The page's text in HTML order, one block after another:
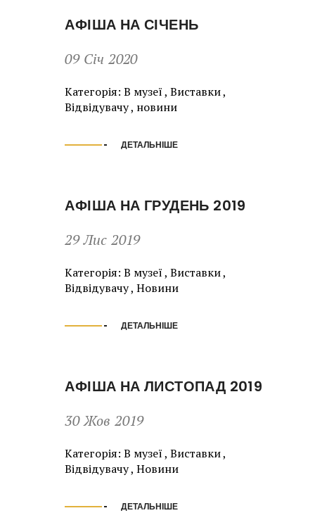
АФІША НА СІЧЕНЬ
09 Січ 2020
Категорія: В музеї,Виставки,
Відвідувачу, новини
ДЕТАЛЬНІШЕ
АФІША НА ГРУДЕНЬ 2019
29 Лис 2019
Категорія: В музеї,Виставки,
Відвідувачу,Новини
ДЕТАЛЬНІШЕ
АФІША НА ЛИСТОПАД 2019
30 Жов 2019
Категорія: В музеї,Виставки,
Відвідувачу,Новини
ДЕТАЛЬНІШЕ